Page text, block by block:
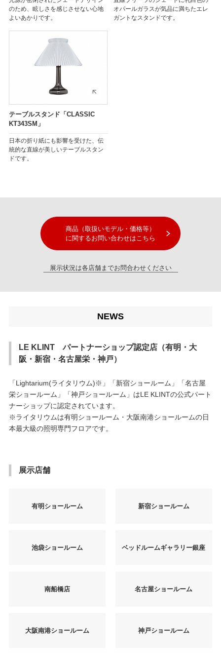
のため、眩しさを感じさせない心地
よいあかりです。
オパールガラスが気品に満ちたエレ
ガントなスタンドです。
テーブルスタンド「CLASSIC
KT343SM」
日本の折り紙にも影響を受けた、伝
統的な直線が美しいテーブルスタン
ドです。
商品（取扱いモデル・価格等）
に関するお問い合わせはこちら
展示状況は各店舗までお問合わせください
NEWS
LE KLINT パートナーショップ認定店（有明・大
阪・新宿・名古屋栄・神戸）
「Lightarium(ライタリウム)※」「新宿ショールーム」「名古屋
栄ショールーム」「神戸ショールーム」はLE KLINTの公式パート
ナーショップに認定されています。
※ライタリウムは有明ショールーム・大阪南港ショールームの日
本最大級の照明専門フロアです。
展示店舗
有明ショールーム 新宿ショールーム
池袋ショールーム ベッドルームギャラリー銀座
南船橋店 名古屋ショールーム
大阪南港ショールーム 神戸ショールーム